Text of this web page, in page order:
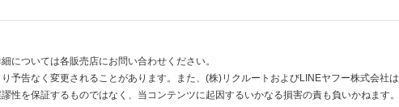
については各販売店にお問い合わせください。
予告なく変更されることがあります。また、(株)リクルートおよびLINEヤフー株式会社は
性を保証するものではなく、当コンテンツに起因するいかなる損害の責も負いかねます。